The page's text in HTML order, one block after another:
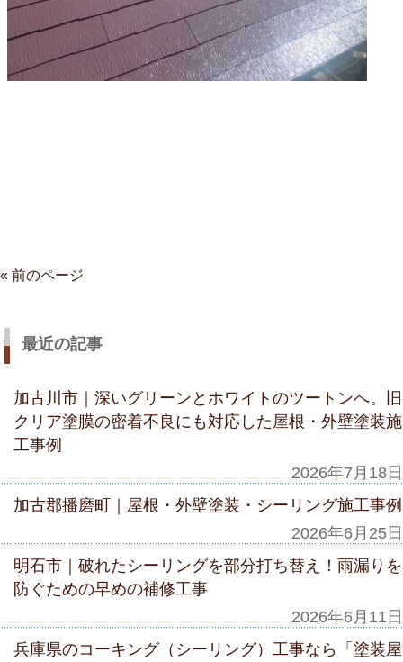
« 前のページ
最近の記事
加古川市｜深いグリーンとホワイトのツートンへ。旧
クリア塗膜の密着不良にも対応した屋根・外壁塗装施
工事例
2026年7月18日
加古郡播磨町｜屋根・外壁塗装・シーリング施工事例
2026年6月25日
明石市｜破れたシーリングを部分打ち替え！雨漏りを
防ぐための早めの補修工事
2026年6月11日
兵庫県のコーキング（シーリング）工事なら「塗装屋